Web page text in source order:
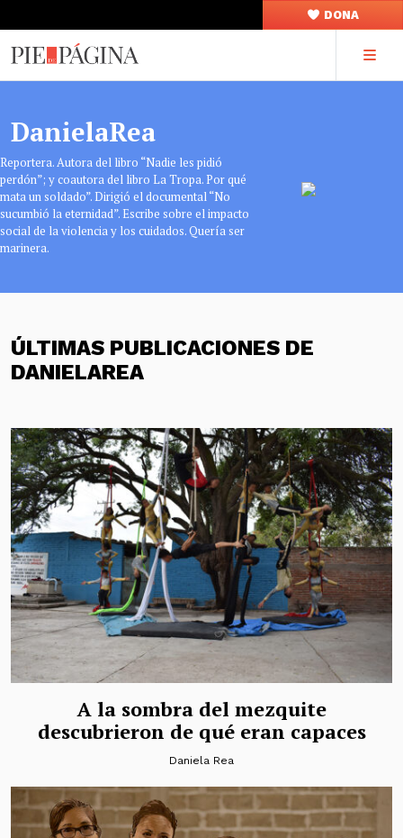
DONA
DanielaRea
Reportera. Autora del libro “Nadie les pidió
perdón”; y coautora del libro La Tropa. Por qué
mata un soldado”. Dirigió el documental “No
sucumbió la eternidad”. Escribe sobre el impacto
social de la violencia y los cuidados. Quería ser
marinera.
ÚLTIMAS PUBLICACIONES DE
DANIELAREA
A la sombra del mezquite
descubrieron de qué eran capaces
Daniela Rea